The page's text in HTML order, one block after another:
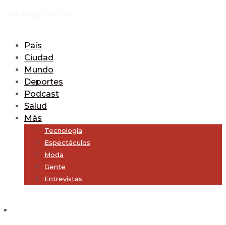
País
Ciudad
Mundo
Deportes
Podcast
Salud
Más
Tecnología
Espectáculos
Moda
Gente
Entrevistas